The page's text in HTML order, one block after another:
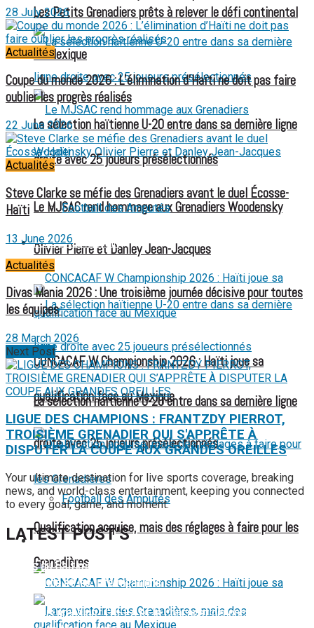
Les Petits Grenadiers prêts à relever le défi continental
au Mexique
Le MJSAC rend hommage aux Grenadiers Woodensky
Olivier Pierre et Danley Jean-Jacques
La sélection haïtienne U-20 entre dans sa dernière ligne
droite avec 25 joueurs présélectionnés
Football des Amputés
FOOTBALL FÉMININ
La sélection haïtienne U-20 entre dans sa dernière ligne
droite avec 25 joueurs présélectionnés
Football des Amputés
FOOTBALL FÉMININ
CONCACAF W Championship 2026 : Haïti joue sa
qualification face au Mexique
Qualification acquise, mais des réglages à faire pour les
Grenadières
28 July 2026
Actualités
Coupe du monde 2026 : L’élimination d’Haïti ne doit pas faire
oublier les progrès réalisés
22 June 2026
Actualités
Steve Clarke se méfie des Grenadiers avant le duel Écosse-
Haïti
13 June 2026
Actualités
Divas Mania 2026 : Une troisième journée décisive pour toutes
les équipes
28 March 2026
Next Post
LIGUE DES CHAMPIONS : FRANTZDY PIERROT,
TROISIÈME GRENADIER QUI S'APPRÊTE À
DISPUTER LA COUPE AUX GRANDES OREILLES
Your ultimate destination for live sports coverage, breaking
news, and world-class entertainment, keeping you connected
to every goal, game, and moment.
LATEST POST'S
52 ans du Baltimore SC : une célébration marquée par
l’inquiétude et les interrogations
FIFA sous pression : l’UEFA et la Concacaf dénoncent un